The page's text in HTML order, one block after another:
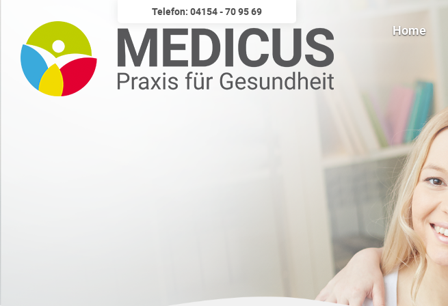
Telefon: 04154 - 70 95 69
Home